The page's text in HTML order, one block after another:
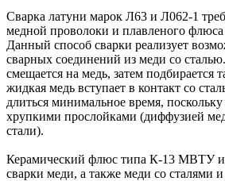
Сварка латуни марок Л63 и Л062-1
медной проволоки и плавленого
Данный способ сварки реализует
сварных соединений из меди со
смещается на медь, затем подбирается
жидкая медь вступает в контакт со
длиться минимальное время,
хрупкими прослойками (диффузией
стали).
Керамический флюс типа К-13 МВТУ
сварки меди, а также меди со сталями